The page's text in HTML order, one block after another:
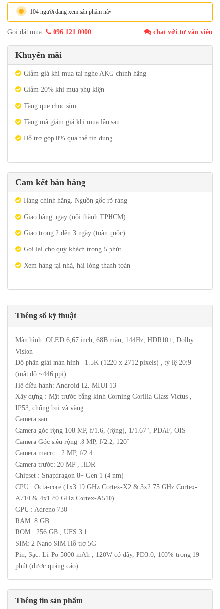
104 người đang xem sản phẩm này
Gọi đặt mua: 096 121 0000 chat với tư vấn viên
Khuyến mãi
Giảm giá khi mua tai nghe AKG chính hãng
Giảm 20% khi mua phụ kiện
Tặng que chọc sim
Tặng mã giảm giá khi mua lần sau
Hổ trợ góp 0% qua thẻ tín dụng
Cam kết bán hàng
Hàng chính hãng. Nguồn gốc rõ ràng
Giao hàng ngay (nội thành TPHCM)
Giao trong 2 đến 3 ngày (toàn quốc)
Gọi lại cho quý khách trong 5 phút
Xem hàng tại nhà, hài lòng thanh toán
Thông số kỹ thuật
Màn hình: OLED 6,67 inch, 68B màu, 144Hz, HDR10+, Dolby
Vision
Độ phân giải màn hình : 1.5K (1220 x 2712 pixels) , tỷ lệ 20:9
(mật độ ~446 ppi)
Hệ điều hành: Android 12, MIUI 13
Xây dựng : Mặt trước bằng kính Corning Gorilla Glass Victus ,
IP53, chống bụi và văng
Camera sau:
Camera góc rộng 108 MP, f/1.6, (rộng), 1/1.67", PDAF, OIS
Camera Góc siêu rộng :8 MP, f/2.2, 120˚
Camera macro : 2 MP, f/2.4
Camera trước: 20 MP , HDR
Chipset : Snapdragon 8+ Gen 1 (4 nm)
CPU : Octa-core (1x3.19 GHz Cortex-X2 & 3x2.75 GHz Cortex-
A710 & 4x1.80 GHz Cortex-A510)
GPU : Adreno 730
RAM: 8 GB
ROM : 256 GB , UFS 3.1
SIM: 2 Nano SIM Hỗ trợ 5G
Pin, Sạc: Li-Po 5000 mAh , 120W có dây, PD3.0, 100% trong 19
phút (được quảng cáo)
Thông tin sản phẩm